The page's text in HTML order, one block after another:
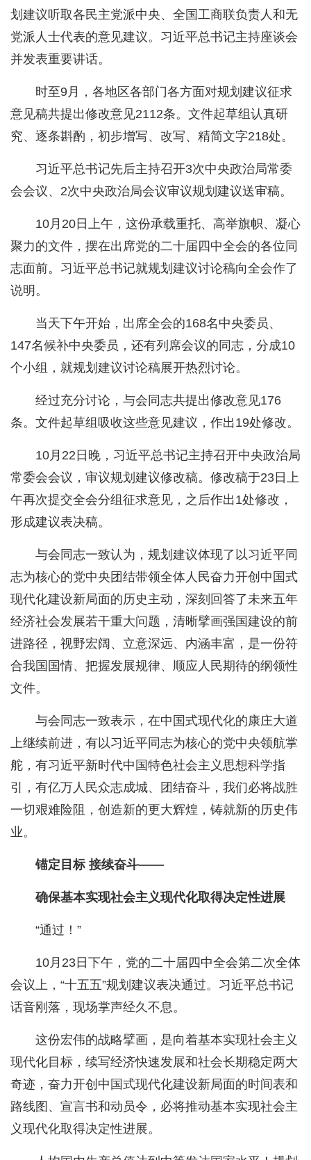
划建议听取各民主党派中央、全国工商联负责人和无
党派人士代表的意见建议。习近平总书记主持座谈会
并发表重要讲话。
时至9月，各地区各部门各方面对规划建议征求
意见稿共提出修改意见2112条。文件起草组认真研
究、逐条斟酌，初步增写、改写、精简文字218处。
习近平总书记先后主持召开3次中央政治局常委
会会议、2次中央政治局会议审议规划建议送审稿。
10月20日上午，这份承载重托、高举旗帜、凝心
聚力的文件，摆在出席党的二十届四中全会的各位同
志面前。习近平总书记就规划建议讨论稿向全会作了
说明。
当天下午开始，出席全会的168名中央委员、
147名候补中央委员，还有列席会议的同志，分成10
个小组，就规划建议讨论稿展开热烈讨论。
经过充分讨论，与会同志共提出修改意见176
条。文件起草组吸收这些意见建议，作出19处修改。
10月22日晚，习近平总书记主持召开中央政治局
常委会会议，审议规划建议修改稿。修改稿于23日上
午再次提交全会分组征求意见，之后作出1处修改，
形成建议表决稿。
与会同志一致认为，规划建议体现了以习近平同
志为核心的党中央团结带领全体人民奋力开创中国式
现代化建设新局面的历史主动，深刻回答了未来五年
经济社会发展若干重大问题，清晰擘画强国建设的前
进路径，视野宏阔、立意深远、内涵丰富，是一份符
合我国国情、把握发展规律、顺应人民期待的纲领性
文件。
与会同志一致表示，在中国式现代化的康庄大道
上继续前进，有以习近平同志为核心的党中央领航掌
舵，有习近平新时代中国特色社会主义思想科学指
引，有亿万人民众志成城、团结奋斗，我们必将战胜
一切艰难险阻，创造新的更大辉煌，铸就新的历史伟
业。
锚定目标 接续奋斗——
确保基本实现社会主义现代化取得决定性进展
“通过！”
10月23日下午，党的二十届四中全会第二次全体
会议上，“十五五”规划建议表决通过。习近平总书记
话音刚落，现场掌声经久不息。
这份宏伟的战略擘画，是向着基本实现社会主义
现代化目标，续写经济快速发展和社会长期稳定两大
奇迹，奋力开创中国式现代化建设新局面的时间表和
路线图、宣言书和动员令，必将推动基本实现社会主
义现代化取得决定性进展。